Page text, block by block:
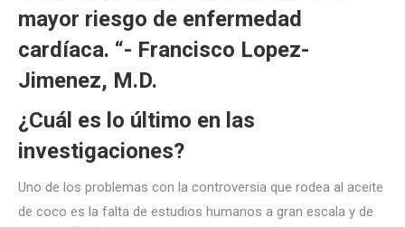
mayor riesgo de enfermedad
cardíaca. “- Francisco Lopez-
Jimenez, M.D.
¿Cuál es lo último en las
investigaciones?
Uno de los problemas con la controversia que rodea al aceite
de coco es la falta de estudios humanos a gran escala y de